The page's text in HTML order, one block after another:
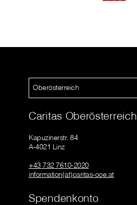
Oberösterreich
Caritas Oberösterreich
Kapuzinerstr. 84
A-4021 Linz
+43 732 7610-2020
information(at)caritas-ooe.at
Spendenkonto